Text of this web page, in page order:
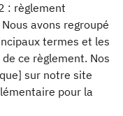
: règlement
avons regroupé
termes et les
ce règlement. Nos
sur notre site
pour la